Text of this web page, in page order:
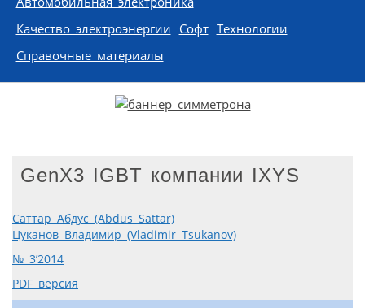
Качество электроэнергии Софт Технологии
Справочные материалы
GenX3 IGBT компании IXYS
Саттар Абдус (Abdus Sattar)
Цуканов Владимир (Vladimir Tsukanov)
№ 3’2014
PDF версия